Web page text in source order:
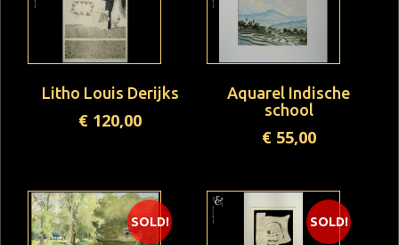
Litho Louis Derijks
€ 120,00
Aquarel Indische
school
€55,00
SOLD! SOLD!